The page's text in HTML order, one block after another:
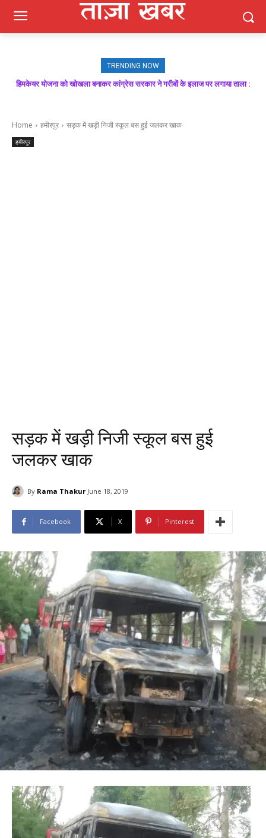
TRENDING NOW
हिमकेयर योजना को खोखला बनाकर कांग्रेस सरकार ने गरीबों के इलाज पर लगाया ताला :
Home हमीरपुर सड़क में खड़ी निजी स्कूल बस हुई जलकर खाक
हमीरपुर
सड़क में खड़ी निजी स्कूल बस हुई
जलकर खाक
By Rama Thakur June 18, 2019
Facebook X Pinterest